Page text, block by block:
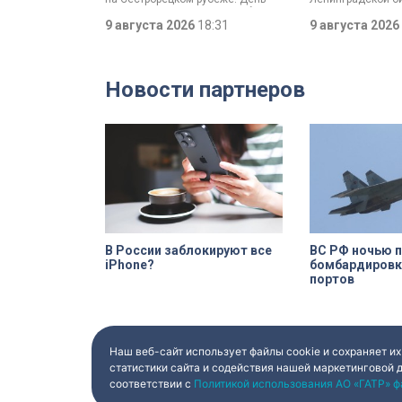
вспоминали и через
9 августа 2026 18:31
мемориала
обращении
значение –
9 августа 2026
Новости партнеров
В России заблокируют все
iPhone?
ВС РФ ночью
портов
Наш веб-сайт использует файлы cookie и сохраняет
статистики сайта и содействия нашей
соответствии с Политикой использования АО «ГАТР»